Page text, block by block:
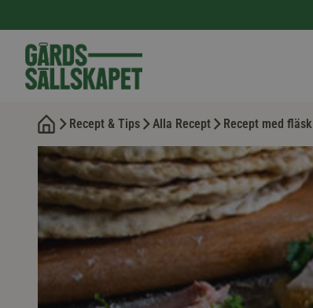
Recept & Tips Alla Recept Recept med fläsk